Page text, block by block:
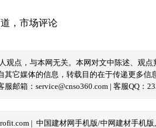
， 市场评论
观点，与本网无关。本网对文中陈述、观
其它媒体的信息，转载目的在于传递更多
邮箱：service@cnso360.com | 客服QQ：
| 中国建材网手机版/中网建材手机版